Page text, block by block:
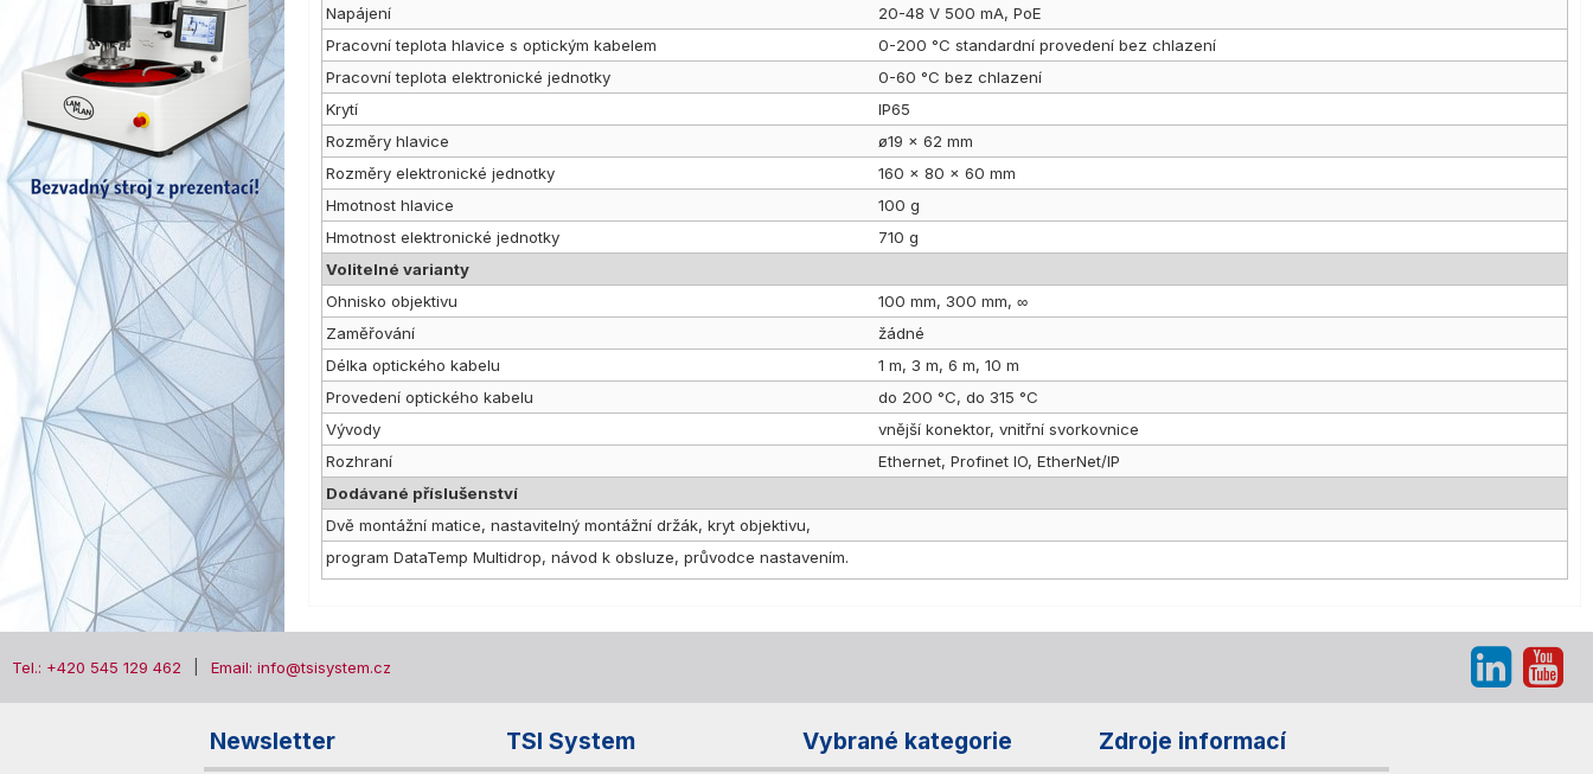
Napájení
20-48 V 500 mA, PoE
Pracovní teplota hlavice s optickým kabelem
0-200 °C standardní provedení bez chlazení
Pracovní teplota elektronické jednotky
0-60 °C bez chlazení
Krytí
IP65
Rozměry hlavice
ø19 × 62 mm
Rozměry elektronické jednotky
160 × 80 × 60 mm
Hmotnost hlavice
100 g
Hmotnost elektronické jednotky
710 g
Volitelné varianty
Ohnisko objektivu
100 mm, 300 mm, ∞
Zaměřování
žádné
Délka optického kabelu
1 m, 3 m, 6 m, 10 m
Provedení optického kabelu
do 200 °C, do 315 °C
Vývody
vnější konektor, vnitřní svorkovnice
Rozhraní
Ethernet, Profinet IO, EtherNet/IP
Dodávané příslušenství
Dvě montážní matice, nastavitelný montážní držák, kryt objektivu,
program DataTemp Multidrop, návod k obsluze, průvodce nastavením.
Tel.: +420 545 129 462 Email: info@tsisystem.cz
Newsletter TSI System Vybrané kategorie Zdroje informací